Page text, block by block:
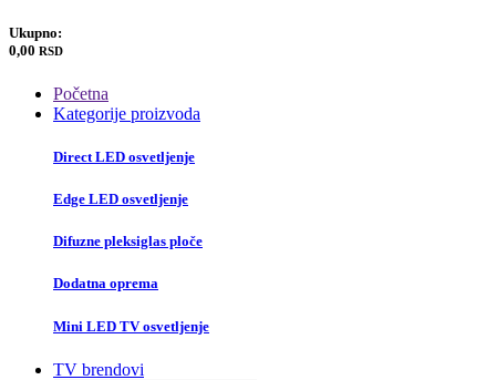
Ukupno:
0,00 RSD
Početna
Kategorije proizvoda
Direct LED osvetljenje
Edge LED osvetljenje
Difuzne pleksiglas ploče
Dodatna oprema
Mini LED TV osvetljenje
TV brendovi